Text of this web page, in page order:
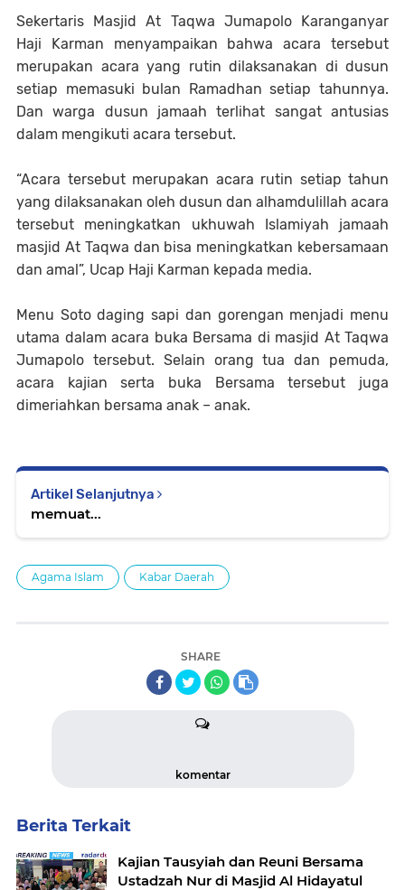
Sekertaris Masjid At Taqwa Jumapolo Karanganyar
Haji Karman menyampaikan bahwa acara tersebut
merupakan acara yang rutin dilaksanakan di dusun
setiap memasuki bulan Ramadhan setiap tahunnya.
Dan warga dusun jamaah terlihat sangat antusias
dalam mengikuti acara tersebut.
“Acara tersebut merupakan acara rutin setiap tahun
yang dilaksanakan oleh dusun dan alhamdulillah acara
tersebut meningkatkan ukhuwah Islamiyah jamaah
masjid At Taqwa dan bisa meningkatkan kebersamaan
dan amal”, Ucap Haji Karman kepada media.
Menu Soto daging sapi dan gorengan menjadi menu
utama dalam acara buka Bersama di masjid At Taqwa
Jumapolo tersebut. Selain orang tua dan pemuda,
acara kajian serta buka Bersama tersebut juga
dimeriahkan bersama anak – anak.
Artikel Selanjutnya
memuat...
Agama Islam Kabar Daerah
SHARE
komentar
Berita Terkait
Kajian Tausyiah dan Reuni Bersama
Ustadzah Nur di Masjid Al Hidayatul